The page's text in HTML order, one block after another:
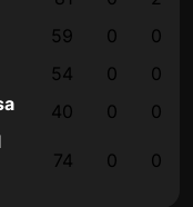
59 0
0
54 0
0
40 0
0
74 0 0